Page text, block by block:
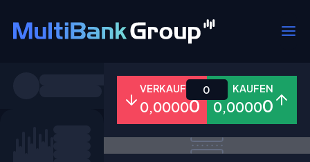
Alle Forex Metalle Aktien
VERKAUFEN
0,00000
KAUFEN
0,00000
0